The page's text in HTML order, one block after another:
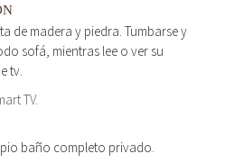
de madera y piedra. Tumbarse y
sofá, mientras lee o ver su
tv.
TV.
baño completo privado.